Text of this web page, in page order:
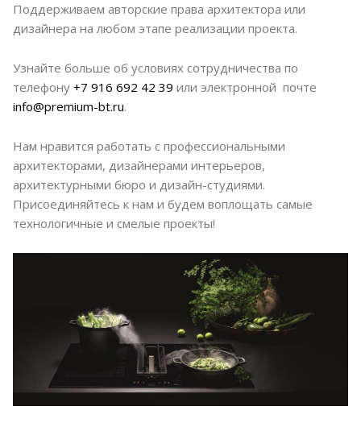
Поддерживаем авторские права архитектора или
дизайнера на любом этапе реализации проекта.
Узнайте больше об условиях сотрудничества по
телефону +7 916 692 42 39 или электронной почте
info@premium-bt.ru.
Нам нравится работать с профессиональными
архитекторами, дизайнерами интерьеров,
архитектурными бюро и дизайн-студиями.
Присоединяйтесь к нам и будем воплощать самые
технологичные и смелые проекты!